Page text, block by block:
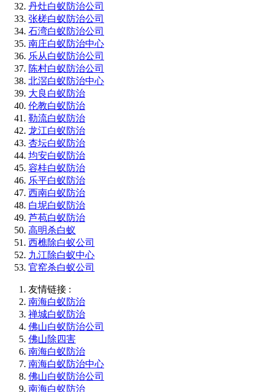
丹灶白蚁防治公司
张槎白蚁防治公司
石湾白蚁防治公司
南庄白蚁防治中心
乐从白蚁防治公司
陈村白蚁防治公司
北滘白蚁防治中心
大良白蚁防治
伦教白蚁防治
勒流白蚁防治
龙江白蚁防治
杏坛白蚁防治
均安白蚁防治
容桂白蚁防治
乐平白蚁防治
西南白蚁防治
白坭白蚁防治
芦苞白蚁防治
高明杀白蚁
西樵除白蚁公司
九江除白蚁中心
官窑杀白蚁公司
友情链接 :
南海白蚁防治
禅城白蚁防治
佛山白蚁防治公司
佛山除四害
南海白蚁防治
南海白蚁防治中心
佛山白蚁防治公司
南海白蚁防治